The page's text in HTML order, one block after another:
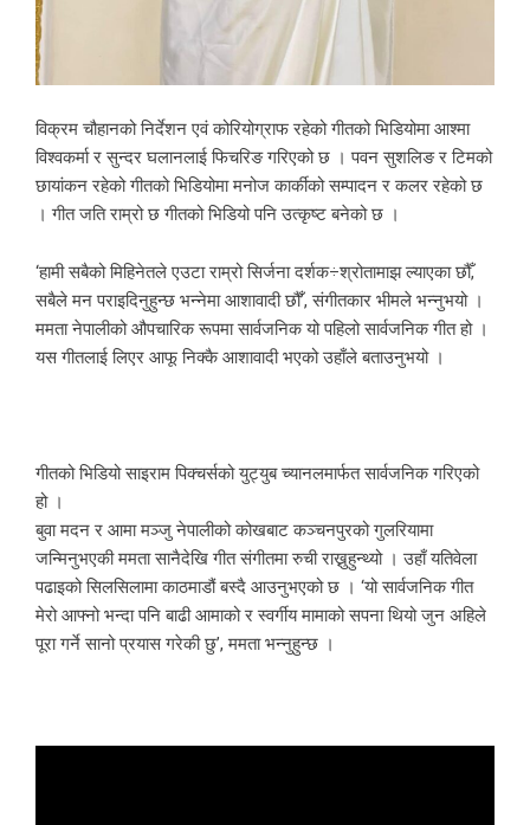
विक्रम चौहानको निर्देशन एवं कोरियोग्राफ रहेको गीतको भिडियोमा आश्मा
विश्वकर्मा र सुन्दर घलानलाई फिचरिङ गरिएको छ । पवन सुशलिङ र टिमको
छायांकन रहेको गीतको भिडियोमा मनोज कार्कीको सम्पादन र कलर रहेको छ
। गीत जति राम्रो छ गीतको भिडियो पनि उत्कृष्ट बनेको छ ।
‘हामी सबैको मिहिनेतले एउटा राम्रो सिर्जना दर्शक÷श्रोतामाझ ल्याएका छौँ,
सबैले मन पराइदिनुहुन्छ भन्नेमा आशावादी छौँ’, संगीतकार भीमले भन्नुभयो ।
ममता नेपालीको औपचारिक रूपमा सार्वजनिक यो पहिलो सार्वजनिक गीत हो ।
यस गीतलाई लिएर आफू निक्कै आशावादी भएको उहाँले बताउनुभयो ।
गीतको भिडियो साइराम पिक्चर्सको युट्युब च्यानलमार्फत सार्वजनिक गरिएको
हो ।
बुवा मदन र आमा मञ्जु नेपालीको कोखबाट कञ्चनपुरको गुलरियामा
जन्मिनुभएकी ममता सानैदेखि गीत संगीतमा रुची राख्नुहुन्थ्यो । उहाँ यतिवेला
पढाइको सिलसिलामा काठमाडौं बस्दै आउनुभएको छ । ‘यो सार्वजनिक गीत
मेरो आफ्नो भन्दा पनि बाढी आमाको र स्वर्गीय मामाको सपना थियो जुन अहिले
पूरा गर्ने सानो प्रयास गरेकी छु’, ममता भन्नुहुन्छ ।